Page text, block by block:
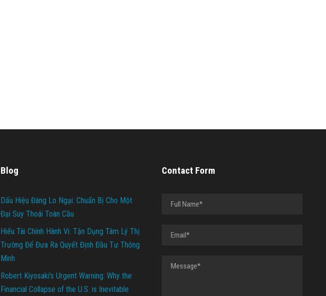
Blog
Dấu Hiệu Đáng Lo Ngại: Chuẩn Bị Cho Một
Đại Suy Thoái Toàn Cầu
Hiểu Tài Chính Hành Vi: Tận Dụng Tâm Lý Thị
Trường Để Đưa Ra Quyết Định Đầu Tư Thông
Minh
Robert Kiyosaki’s Urgent Warning: Why the
Financial Collapse of the U.S. is Inevitable
Contact Form